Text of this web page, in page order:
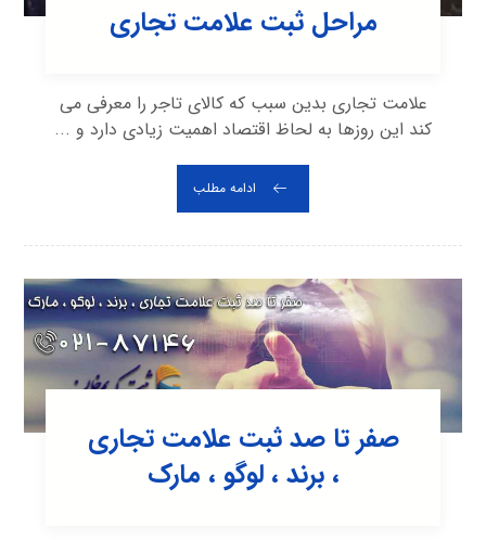
مراحل ثبت علامت تجاری
علامت تجاری بدین سبب که کالای تاجر را معرفی می
کند این روزها به لحاظ اقتصاد اهمیت زیادی دارد و ...
ادامه مطلب
صفر تا صد ثبت علامت تجاری
، برند ، لوگو ، مارک